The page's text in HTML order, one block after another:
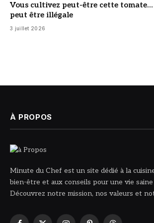
Vous cultivez peut-être cette tomate…
peut être illégale
3 juillet 2026
À PROPOS
Minute du Chef est un site dédié à la
bien-être et aux conseils pour une vie
Découvrez notre mission, nos valeurs et